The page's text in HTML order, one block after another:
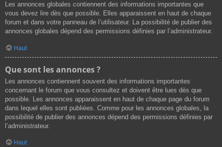
Les annonces globales contiennent des informations importantes que
vous devez lire dès que possible. Elles apparaissent en haut de chaque
forum et dans votre panneau de l’utilisateur. La possibilité de publier des
annonces globales dépend des permissions définies par l’administrateur.
Haut
Que sont les annonces ?
Les annonces contiennent souvent des informations importantes
concernant le forum que vous consultez et doivent être lues dès que
possible. Les annonces apparaissent en haut de chaque page du forum
dans lequel elles sont publiées. Comme pour les annonces globales, la
possibilité de publier des annonces dépend des permissions définies par
l’administrateur.
Haut